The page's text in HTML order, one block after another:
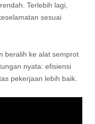
Terlebih lagi,
sesuai
beralih ke alat semprot
nyata: efisiensi
pekerjaan lebih baik.